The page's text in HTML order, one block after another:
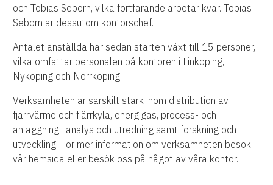
och Tobias Seborn, vilka fortfarande arbetar kvar. Tobias
Seborn är dessutom kontorschef.
Antalet anställda har sedan starten växt till 15 personer,
vilka omfattar personalen på kontoren i Linköping,
Nyköping och Norrköping.
Verksamheten är särskilt stark inom distribution av
fjärrvärme och fjärrkyla, energigas, process- och
anläggning, analys och utredning samt forskning och
utveckling. För mer information om verksamheten besök
vår hemsida eller besök oss på något av våra kontor.